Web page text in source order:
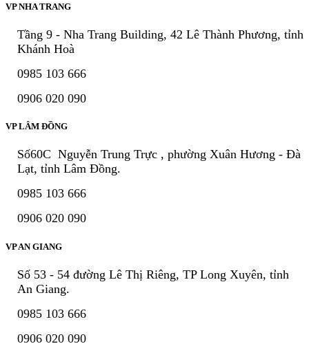
VP NHA TRANG
Tầng 9 - Nha Trang Building, 42 Lê Thành Phương, tỉnh
Khánh Hoà
0985 103 666
0906 020 090
VP LÂM ĐỒNG
Số60C Nguyễn Trung Trực , phường Xuân Hương - Đà
Lạt, tỉnh Lâm Đồng.
0985 103 666
0906 020 090
VP AN GIANG
Số 53 - 54 đường Lê Thị Riêng, TP Long Xuyên, tỉnh
An Giang.
0985 103 666
0906 020 090